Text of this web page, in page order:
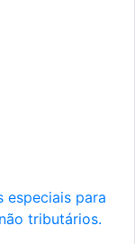
especiais para
tributários.